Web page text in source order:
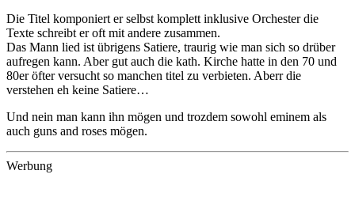
Die Titel komponiert er selbst komplett inklusive Orchester die
Texte schreibt er oft mit andere zusammen.
Das Mann lied ist übrigens Satiere, traurig wie man sich so drüber
aufregen kann. Aber gut auch die kath. Kirche hatte in den 70 und
80er öfter versucht so manchen titel zu verbieten. Aberr die
verstehen eh keine Satiere…
Und nein man kann ihn mögen und trozdem sowohl eminem als
auch guns and roses mögen.
Werbung